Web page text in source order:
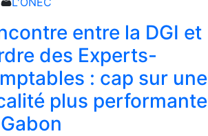
entre la DGI et
des Experts-
: cap sur une
plus performante